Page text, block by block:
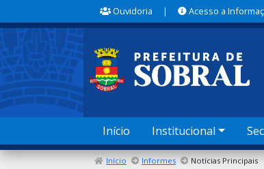
Ouvidoria | Acesso a
Início Institucional
Início Informes Notícias Principais